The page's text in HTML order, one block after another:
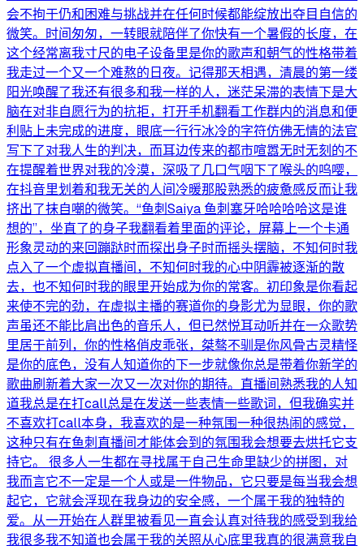
会不拘于仍和困难与挑战并在任何时候都能绽放出夺目自信的
微笑。时间匆匆，一转眼就陪伴了你快有一个暑假的长度，在
这个经常离我寸尺的电子设备里是你的歌声和朝气的性格带着
我走过一个又一个难熬的日夜。记得那天相遇，清晨的第一缕
阳光唤醒了我还有很多和我一样的人，迷茫呆滞的表情下是大
脑在对非自愿行为的抗拒，打开手机翻看工作群内的消息和便
利贴上未完成的进度，眼底一行行冰冷的字符仿佛无情的法官
写下了对我人生的判决，而耳边传来的都市喧嚣无时无刻的不
在提醒着世界对我的冷漠，深吸了几口气咽下了喉头的呜嘤，
在抖音里划着和我无关的人间冷暖那股熟悉的疲惫感反而让我
挤出了抹自嘲的微笑。“鱼刺Saiya 鱼刺塞牙哈哈哈哈这是谁
想的”，坐直了的身子我翻看着里面的评论，屏幕上一个卡通
形象灵动的来回蹦跶时而探出身子时而摇头摆脑，不知何时我
点入了一个虚拟直播间，不知何时我的心中阴霾被逐渐的散
去，也不知何时我的眼里开始成为你的常客。初印象是你看起
来使不完的劲，在虚拟主播的赛道你的身影尤为显眼，你的歌
声虽还不能比肩出色的音乐人，但已然悦耳动听并在一众歌势
里居于前列，你的性格俏皮乖张，桀骜不驯是你风骨古灵精怪
是你的底色，没有人知道你的下一步就像你总是带着你新学的
歌曲刷新着大家一次又一次对你的期待。直播间熟悉我的人知
道我总是在打call总是在发送一些表情一些歌词，但我确实并
不喜欢打call本身，我喜欢的是一种氛围一种很热闹的感觉，
这种只有在鱼刺直播间才能体会到的氛围我会想要去烘托它支
持它。 很多人一生都在寻找属于自己生命里缺少的拼图，对
我而言它不一定是一个人或是一件物品，它只要是每当我会想
起它，它就会浮现在我身边的安全感，一个属于我的独特的
爱。从一开始在人群里被看见一直会认真对待我的感受到我给
我很多我不知道也会属于我的关照从心底里我真的很满意我自